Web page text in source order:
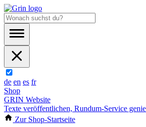
de en es fr
Shop
GRIN Website
Texte veröffentlichen, Rundum-Service
Zur Shop-Startseite